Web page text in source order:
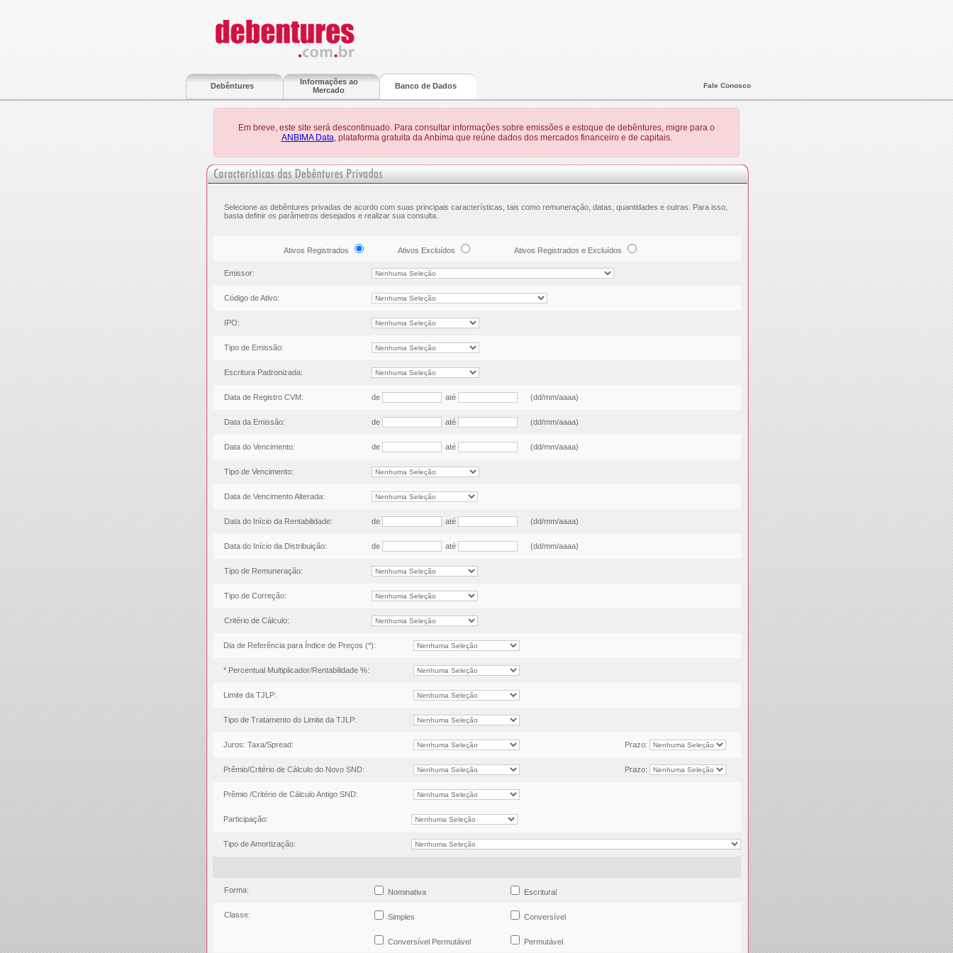
Fale Conosco
Debêntures
Informações ao
Mercado
Banco de Dados
Em breve, este site será descontinuado. Para consultar informações sobre emissões e estoque de debêntures, migre para o
ANBIMA Data, plataforma gratuita da Anbima que reúne dados dos mercados financeiro e de capitais.
Selecione as debêntures privadas de acordo com suas principais características, tais como remuneração, datas, quantidades e outras. Para isso,
basta definir os parâmetros desejados e realizar sua consulta.
Ativos Registrados Ativos Excluídos Ativos Registrados e Excluídos
Emissor:
Código de Ativo:
IPO:
Tipo de Emissão:
Escritura Padronizada:
Data de Registro CVM: de até (dd/mm/aaaa)
Data da Emissão: de até (dd/mm/aaaa)
Data do Vencimento: de até (dd/mm/aaaa)
Tipo de Vencimento:
Data de Vencimento Alterada:
Data do Início da Rentabilidade: de até (dd/mm/aaaa)
Data do Início da Distribuição: de até (dd/mm/aaaa)
Tipo de Remuneração:
Tipo de Correção:
Critério de Cálculo:
Dia de Referência para Índice de Preços (*):
* Percentual Multiplicador/Rentabilidade %:
Limite da TJLP:
Tipo de Tratamento do Limite da TJLP:
Juros: Taxa/Spread: Prazo:
Prêmio/Critério de Cálculo do Novo SND: Prazo:
Prêmio /Critério de Cálculo Antigo SND:
Participação:
Tipo de Amortização:
Forma: Nominativa Escritural
Classe: Simples Conversível
Conversível Permutável Permutável